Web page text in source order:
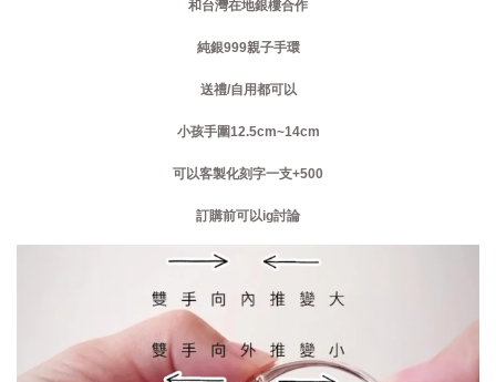
和台灣在地銀樓合作
純銀999親子手環
送禮/自用都可以
小孩手圍12.5cm~14cm
可以客製化刻字一支+500
訂購前可以ig討論